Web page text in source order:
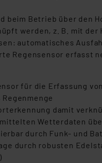
beim Betrieb über den
werden, z. B. mit
automatisches
Regensensor erfasst
für die Erfassung
damit
Wetterdaten
durch Funk- und
durch robusten